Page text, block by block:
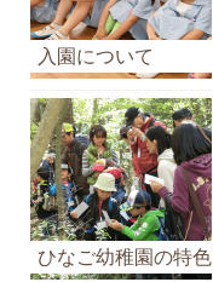
ー
カ
イ
ブ
入園について
ひなご幼稚園の特色